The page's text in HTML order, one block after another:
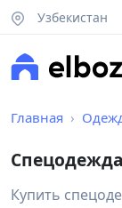
Узбекистан
Главная
Купить